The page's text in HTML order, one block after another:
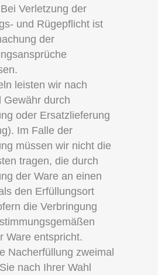
Verletzung der
und Rügepflicht ist
der
leisten wir nach
Gewähr durch
oder Ersatzlieferung
Im Falle der
müssen wir nicht die
tragen, die durch
der Ware an einen
den Erfüllungsort
die Verbringung
Ware entspricht.
Nacherfüllung zweimal
nach Ihrer Wahl